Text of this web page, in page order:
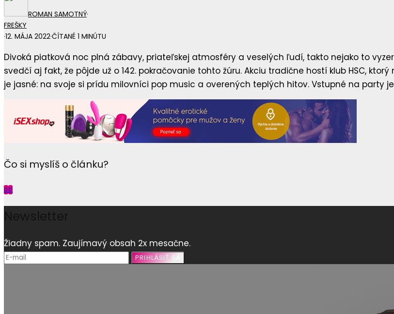
ROMAN SAMOTNÝ·
FREŠKY
·12. MÁJA 2022·ČÍTANÉ 1 MINÚTU
Divoká piatková noc plná zábavy, priateľskej atmosféry a veselých ľudí, takto nejako to
svedčí aj fakt, že pôjde už o 142. pokračovanie tohto žúru. Akciu tradične hostí klub HSC,
je jasné: na svoje si prídu milovníci pop music a overených teplých hitov. Vstupné na party
Čo si myslíš o článku?
00
Žiadny spam. Zaujímavý obsah 2x mesačne.